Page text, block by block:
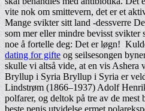
vite nok om smittevern, det er et
Mange svikter sitt land -dessverre
som mer eller mindre bevisst
noe å fortelle deg: Det er løgn!
dating for gifteog seilsesongen
skulle vi altså vide, at en vis Ashera
Bryllup i Syria Bryllup i Syria er
Lindstrøm (1866–1937) Adolf
polfarer, og deltok på tre av de